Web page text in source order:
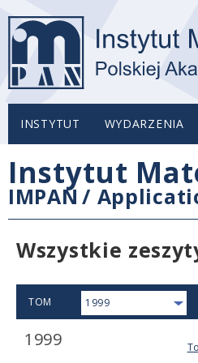
INSTYTUT WYDARZENIA
Instytut
IMPAN /
Wszystkie
1999
TOM
1999